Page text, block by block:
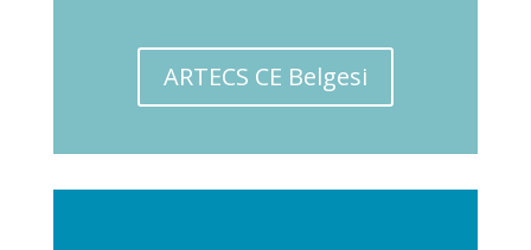
ARTECS CE Belgesi